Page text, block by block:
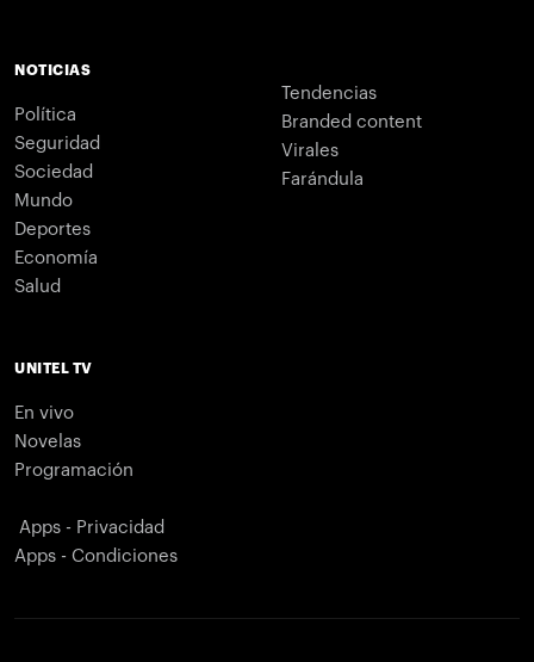
NOTICIAS
Política
Seguridad
Sociedad
Mundo
Deportes
Economía
Salud
Tendencias
Branded content
Virales
Farándula
UNITEL TV
En vivo
Novelas
Programación
Apps - Privacidad
Apps - Condiciones